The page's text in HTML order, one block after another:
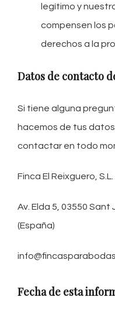
legítimo y
compensen los
derechos a la
Datos de contacto
Si tiene alguna
hacemos de tus
contactar en todo
Finca El Reixguero, S.L.
Av. Elda 5, 03550
(España)
Fecha de esta